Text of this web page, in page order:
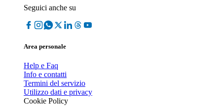
Seguici anche su
Area personale
Help e Faq
Info e contatti
Termini del servizio
Utilizzo dati e privacy
Cookie Policy